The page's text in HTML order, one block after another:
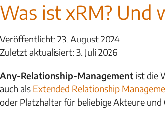
Was ist xRM? Und
Veröffentlicht: 23. August 2024
Zuletzt aktualisiert: 3. Juli 2026
Any-Relationship-Management ist die
auch als Extended Relationship
oder Platzhalter für beliebige Akteure